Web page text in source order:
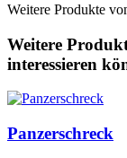
Weitere Produkte
Weitere
interessieren
Panzerschreck